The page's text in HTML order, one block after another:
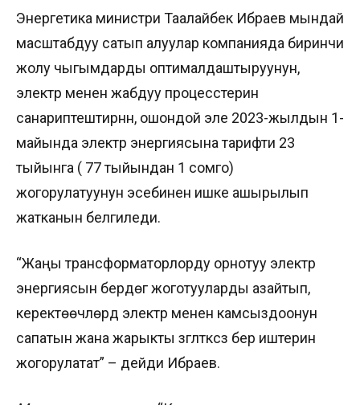
Энергетика министри Таалайбек Ибраев мындай
масштабдуу сатып алуулар компанияда биринчи
жолу чыгымдарды оптималдаштыруунун,
электр менен жабдуу процесстерин
санариптештирүүнүн, ошондой эле 2023-жылдын 1-
майында электр энергиясына тарифти 23
тыйынга ( 77 тыйындан 1 сомго)
жогорулатуунун эсебинен ишке ашырылып
жатканын белгиледи.
“Жаңы трансформаторлорду орнотуу электр
энергиясын берүүдөгү жоготууларды азайтып,
керектөөчүлөрдү электр менен камсыздоонун
сапатын жана жарыкты үзгүлтүксүз берүү иштерин
жогорулатат” – дейди Ибраев.